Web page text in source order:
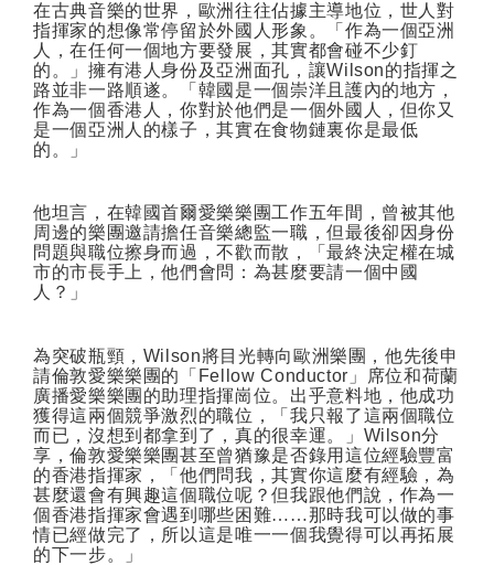
在古典音樂的世界，歐洲往往佔據主導地位，世人對
指揮家的想像常停留於外國人形象。「作為一個亞洲
人，在任何一個地方要發展，其實都會碰不少釘
的。」擁有港人身份及亞洲面孔，讓Wilson的指揮之
路並非一路順遂。「韓國是一個崇洋且護內的地方，
作為一個香港人，你對於他們是一個外國人，但你又
是一個亞洲人的樣子，其實在食物鏈裏你是最低
的。」
他坦言，在韓國首爾愛樂樂團工作五年間，曾被其他
周邊的樂團邀請擔任音樂總監一職，但最後卻因身份
問題與職位擦身而過，不歡而散，「最終決定權在城
市的市長手上，他們會問：為甚麼要請一個中國
人？」
為突破瓶頸， Wilson將目光轉向歐洲樂團，他先後申
請倫敦愛樂樂團的「 Fellow Conductor 」席位和荷蘭
廣播愛樂樂團的助理指揮崗位。出乎意料地，他成功
獲得這兩個競爭激烈的職位，「我只報了這兩個職位
而已，沒想到都拿到了，真的很幸運。」 Wilson分
享，倫敦愛樂樂團甚至曾猶豫是否錄用這位經驗豐富
的香港指揮家，「他們問我，其實你這麼有經驗，為
甚麼還會有興趣這個職位呢？但我跟他們說，作為一
個香港指揮家會遇到哪些困難……那時我可以做的事
情已經做完了，所以這是唯一一個我覺得可以再拓展
的下一步。」